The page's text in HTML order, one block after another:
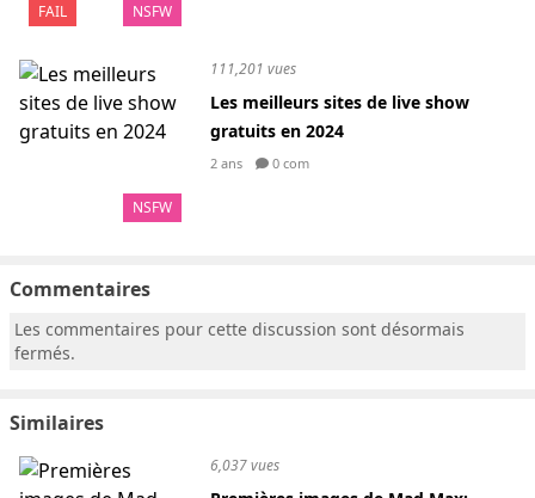
FAIL NSFW
NSFW
111,201 vues
Les meilleurs sites de live show
gratuits en 2024
2 ans 0 com
Commentaires
Les commentaires pour cette discussion sont désormais
fermés.
Similaires
6,037 vues